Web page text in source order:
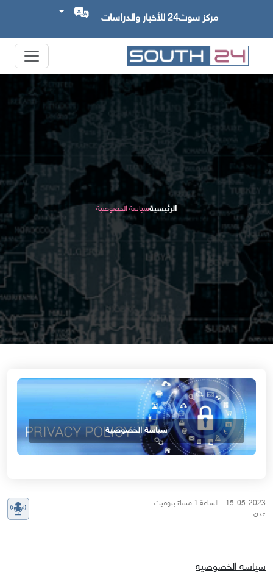
مركز سوث24 للأخبار والدراسات
الرئيسيةسياسة الخصوصية
سياسة الخصوصية
15-05-2023 الساعة 1 مساءً بتوقيت
عدن
سياسة الخصوصية